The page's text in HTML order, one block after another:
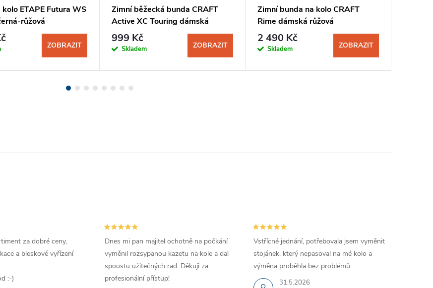
kolo ETAPE Futura WS
růžová
ZOBRAZIT
Zimní běžecká bunda CRAFT
Active XC Touring dámská
růžová
999 Kč
Skladem ZOBRAZIT
Zimní bunda na kolo CRAFT
Rime dámská růžová
2 490 Kč
Skladem ZOBRAZIT
za dobré ceny,
a bleskové vyřízení
:-)
Dnes mi pan majitel ochotně na počkání
vyměnil rozsypanou kazetu na kole a dal
spoustu užitečných rad. Děkuji za
profesionální přístup!
31.5.2026
Vstřícné jednání, potřebovala jsem vyměnit
stojánek, který nepasoval na mé kolo a
výměna proběhla bez problémů.